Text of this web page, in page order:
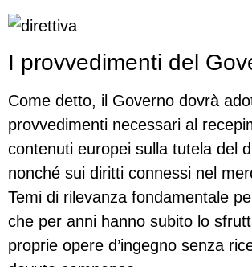
I provvedimenti del
Come detto, il Governo dovrà
provvedimenti necessari al
contenuti europei sulla tutela del
nonché sui diritti connessi nel
Temi di rilevanza fondamentale
che per anni hanno subito lo
proprie opere d’ingegno senza